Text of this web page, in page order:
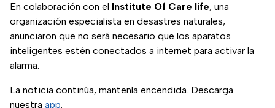
En colaboración con el Institute Of Care life, una
organización especialista en desastres naturales,
anunciaron que no será necesario que los aparatos
inteligentes estén conectados a internet para activar la
alarma.
La noticia continúa, mantenla encendida. Descarga
nuestra app.